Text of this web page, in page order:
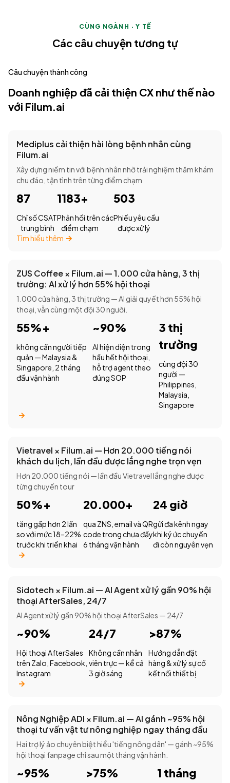
CÙNG NGÀNH · Y TẾ
Các câu chuyện tương tự
Câu chuyện thành công
Doanh nghiệp đã cải thiện CX như thế nào
với Filum.ai
Mediplus cải thiện hài lòng bệnh nhân cùng
Filum.ai
Xây dựng niềm tin với bệnh nhân nhờ trải nghiệm thăm khám
chu đáo, tận tình trên từng điểm chạm
87
Chỉ số CSAT
trung bình
1183+
Phản hồi trên các
điểm chạm
503
Phiếu yêu cầu
được xử lý
Tìm hiểu thêm
ZUS Coffee × Filum.ai — 1.000 cửa hàng, 3 thị
trường: AI xử lý hơn 55% hội thoại
1.000 cửa hàng, 3 thị trường — AI giải quyết hơn 55% hội
thoại, vẫn cùng một đội 30 người.
55%+
không cần người tiếp
quản — Malaysia &
Singapore, 2 tháng
đầu vận hành
~90%
AI hiện diện trong
hầu hết hội thoại,
hỗ trợ agent theo
đúng SOP
3 thị
trường
cùng đội 30
người —
Philippines,
Malaysia,
Singapore
Vietravel × Filum.ai — Hơn 20.000 tiếng nói
khách du lịch, lần đầu được lắng nghe trọn vẹn
Hơn 20.000 tiếng nói — lần đầu Vietravel lắng nghe được
từng chuyến tour
50%+
tăng gấp hơn 2 lần
so với mức 18–22%
trước khi triển khai
20.000+
qua ZNS, email và QR
code trong chưa đầy
6 tháng vận hành
24 giờ
gửi đa kênh ngay
khi ký ức chuyến
đi còn nguyên vẹn
Sidotech × Filum.ai — AI Agent xử lý gần 90% hội
thoại AfterSales, 24/7
AI Agent xử lý gần 90% hội thoại AfterSales — 24/7
~90%
Hội thoại AfterSales
trên Zalo, Facebook,
Instagram
24/7
Không cần nhân
viên trực — kể cả
3 giờ sáng
>87%
Hướng dẫn đặt
hàng & xử lý sự cố
kết nối thiết bị
Nông Nghiệp ADI × Filum.ai — AI gánh ~95% hội
thoại tư vấn vật tư nông nghiệp ngay tháng đầu
Hai trợ lý ảo chuyên biệt hiểu 'tiếng nông dân' — gánh ~95%
hội thoại fanpage chỉ sau một tháng vận hành.
~95% >75% 1 tháng